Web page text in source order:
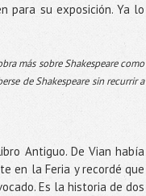
para su exposición. Ya lo
más sobre Shakespeare como
de Shakespeare sin recurrir a
Antiguo. De Vian había
en la Feria y recordé que
Es la historia de dos